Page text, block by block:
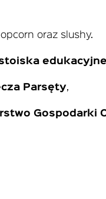
oraz slushy.
Parsęty,
Gospodarki